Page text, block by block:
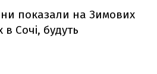
показали на Зимових
в Сочі, будуть